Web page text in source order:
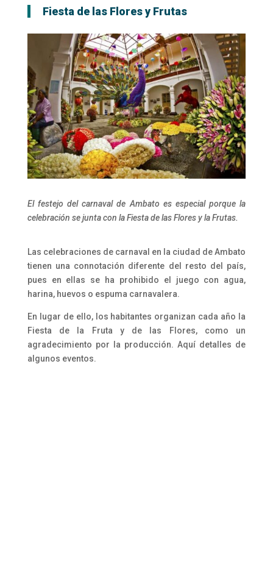
Fiesta de las Flores y Frutas
El festejo del carnaval de Ambato es especial porque la
celebración se junta con la Fiesta de las Flores y la Frutas.
Las celebraciones de carnaval en la ciudad de Ambato
tienen una connotación diferente del resto del país,
pues en ellas se ha prohibido el juego con agua,
harina, huevos o espuma carnavalera.
En lugar de ello, los habitantes organizan cada año la
Fiesta de la Fruta y de las Flores, como un
agradecimiento por la producción. Aquí detalles de
algunos eventos.